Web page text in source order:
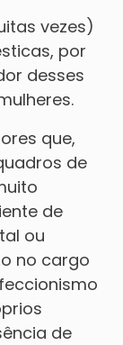
vezes)
por
desses
que,
de
de
ou
no cargo
de